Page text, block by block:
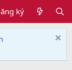
ký